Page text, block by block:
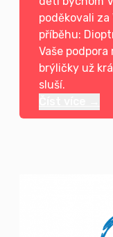
poděkovali
příběhu:
Vaše
brýličky už
sluší.